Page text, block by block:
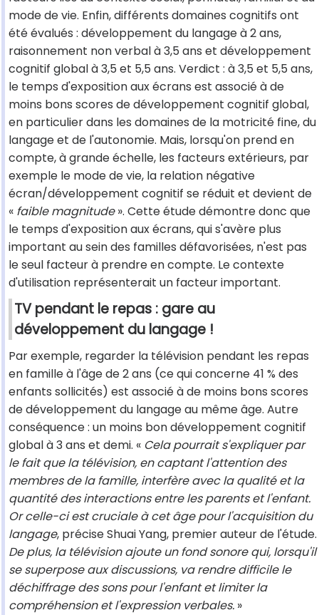
mode de vie. Enfin, différents domaines cognitifs ont
été évalués : développement du langage à 2 ans,
raisonnement non verbal à 3,5 ans et développement
cognitif global à 3,5 et 5,5 ans. Verdict : à 3,5 et 5,5 ans,
le temps d'exposition aux écrans est associé à de
moins bons scores de développement cognitif global,
en particulier dans les domaines de la motricité fine, du
langage et de l'autonomie. Mais, lorsqu'on prend en
compte, à grande échelle, les facteurs extérieurs, par
exemple le mode de vie, la relation négative
écran/développement cognitif se réduit et devient de
« faible magnitude». Cette étude démontre donc que
le temps d'exposition aux écrans, qui s'avère plus
important au sein des familles défavorisées, n'est pas
le seul facteur à prendre en compte. Le contexte
d'utilisation représenterait un facteur important.
TV pendant le repas : gare au
développement du langage !
Par exemple, regarder la télévision pendant les repas
en famille à l'âge de 2 ans (ce qui concerne 41 % des
enfants sollicités) est associé à de moins bons scores
de développement du langage au même âge. Autre
conséquence : un moins bon développement cognitif
global à 3 ans et demi. « Cela pourrait s'expliquer par
le fait que la télévision, en captant l'attention des
membres de la famille, interfère avec la qualité et la
quantité des interactions entre les parents et l'enfant.
Or celle-ci est cruciale à cet âge pour l'acquisition du
langage, précise Shuai Yang, premier auteur de l'étude.
De plus, la télévision ajoute un fond sonore qui, lorsqu'il
se superpose aux discussions, va rendre difficile le
déchiffrage des sons pour l'enfant et limiter la
compréhension et l'expression verbales. »